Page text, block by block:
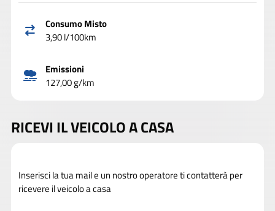
Consumo Misto
3,90 l/100km
Emissioni
127,00 g/km
RICEVI IL VEICOLO A CASA
Inserisci la tua mail e un nostro operatore ti contatterà per
ricevere il veicolo a casa